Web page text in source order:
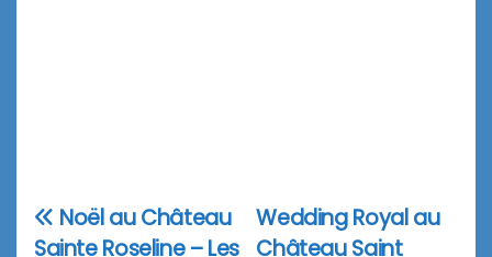
Navigation
Wedding Royal au
Château Saint
Noël au Château
Sainte Roseline – Les